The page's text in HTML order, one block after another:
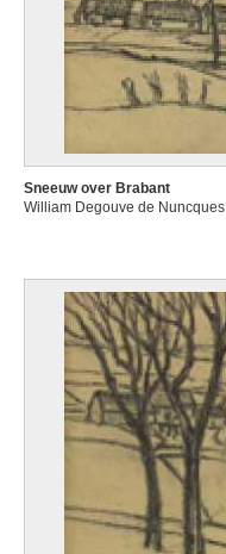
Sneeuw over Brabant
William Degouve de Nuncques